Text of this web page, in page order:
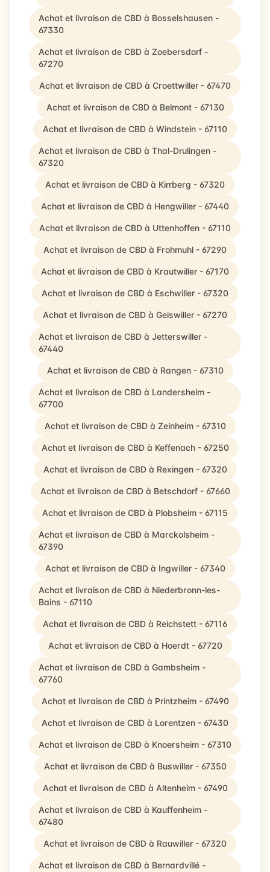
Achat et livraison de CBD à Bosselshausen -
67330
Achat et livraison de CBD à Zoebersdorf -
67270
Achat et livraison de CBD à Croettwiller - 67470
Achat et livraison de CBD à Belmont - 67130
Achat et livraison de CBD à Windstein - 67110
Achat et livraison de CBD à Thal-Drulingen -
67320
Achat et livraison de CBD à Kirrberg - 67320
Achat et livraison de CBD à Hengwiller - 67440
Achat et livraison de CBD à Uttenhoffen - 67110
Achat et livraison de CBD à Frohmuhl - 67290
Achat et livraison de CBD à Krautwiller - 67170
Achat et livraison de CBD à Eschwiller - 67320
Achat et livraison de CBD à Geiswiller - 67270
Achat et livraison de CBD à Jetterswiller -
67440
Achat et livraison de CBD à Rangen - 67310
Achat et livraison de CBD à Landersheim -
67700
Achat et livraison de CBD à Zeinheim - 67310
Achat et livraison de CBD à Keffenach - 67250
Achat et livraison de CBD à Rexingen - 67320
Achat et livraison de CBD à Betschdorf - 67660
Achat et livraison de CBD à Plobsheim - 67115
Achat et livraison de CBD à Marckolsheim -
67390
Achat et livraison de CBD à Ingwiller - 67340
Achat et livraison de CBD à Niederbronn-les-
Bains - 67110
Achat et livraison de CBD à Reichstett - 67116
Achat et livraison de CBD à Hoerdt - 67720
Achat et livraison de CBD à Gambsheim -
67760
Achat et livraison de CBD à Printzheim - 67490
Achat et livraison de CBD à Lorentzen - 67430
Achat et livraison de CBD à Knoersheim - 67310
Achat et livraison de CBD à Buswiller - 67350
Achat et livraison de CBD à Altenheim - 67490
Achat et livraison de CBD à Kauffenheim -
67480
Achat et livraison de CBD à Rauwiller - 67320
Achat et livraison de CBD à Bernardvillé -